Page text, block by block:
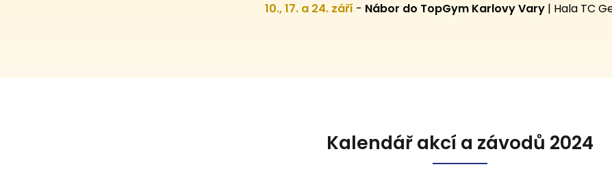
10., 17. a 24. září - Nábor do TopGym Karlovy Vary | Hala TC
Kalendář akcí a závodů 2024